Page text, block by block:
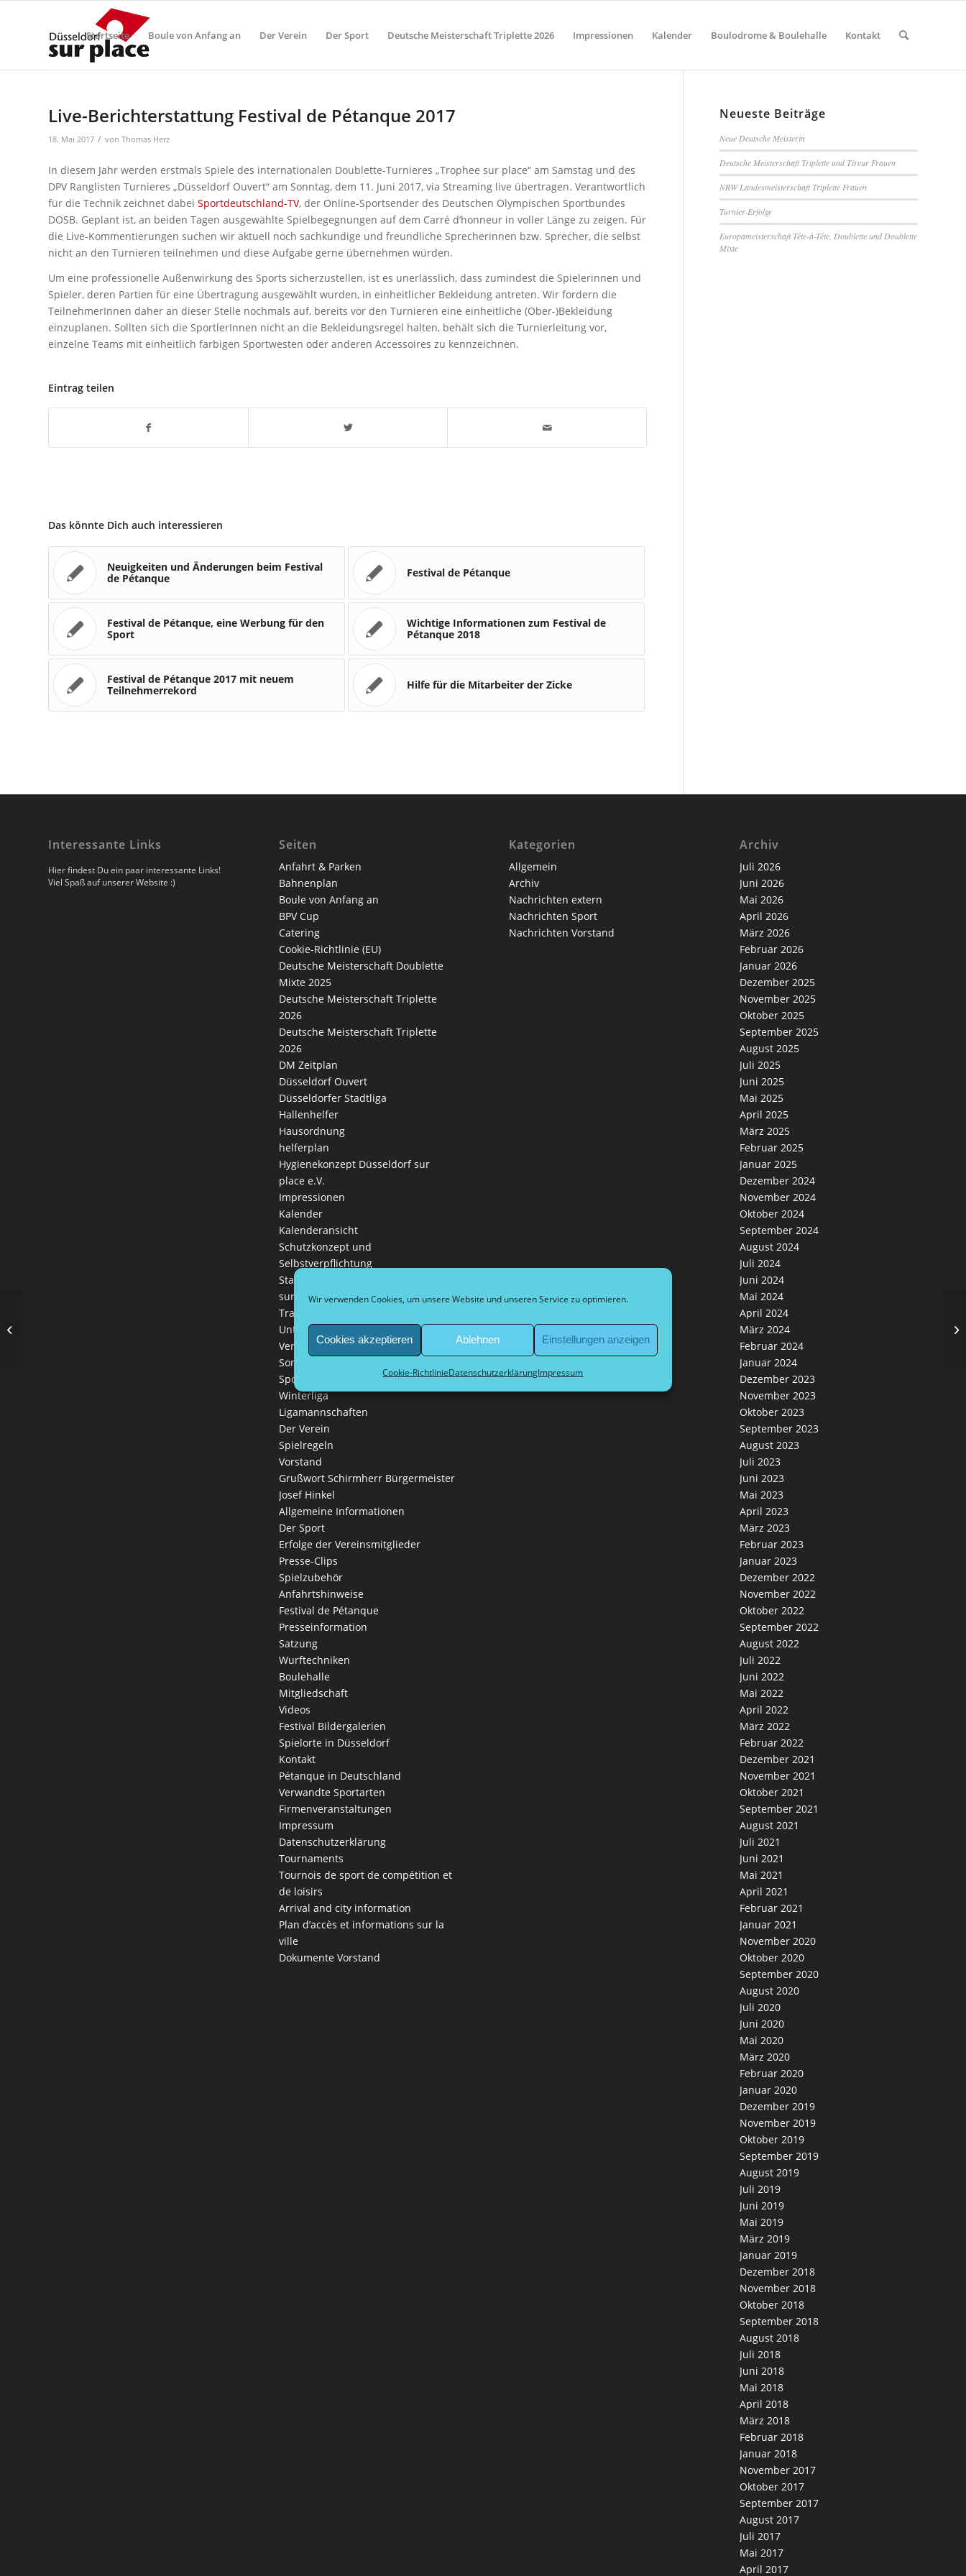
Wir verwenden Cookies, um unsere Website und unseren Service zu optimieren.
Cookies akzeptieren Ablehnen Einstellungen anzeigen
Cookie-RichtlinieDatenschutzerklärungImpressum
Startseite Boule von Anfang an Der Verein Der Sport Deutsche Meisterschaft Triplette 2026 Impressionen Kalender Boulodrome & Boulehalle Kontakt
Live-Berichterstattung Festival de Pétanque 2017
18. Mai 2017 / von Thomas Herz
In diesem Jahr werden erstmals Spiele des internationalen Doublette-Turnieres „Trophee sur place“ am Samstag und des
DPV Ranglisten Turnieres „Düsseldorf Ouvert“ am Sonntag, dem 11. Juni 2017, via Streaming live übertragen. Verantwortlich
für die Technik zeichnet dabei Sportdeutschland-TV, der Online-Sportsender des Deutschen Olympischen Sportbundes
DOSB. Geplant ist, an beiden Tagen ausgewählte Spielbegegnungen auf dem Carré d’honneur in voller Länge zu zeigen. Für
die Live-Kommentierungen suchen wir aktuell noch sachkundige und freundliche Sprecherinnen bzw. Sprecher, die selbst
nicht an den Turnieren teilnehmen und diese Aufgabe gerne übernehmen würden.
Um eine professionelle Außenwirkung des Sports sicherzustellen, ist es unerlässlich, dass zumindest die Spielerinnen und
Spieler, deren Partien für eine Übertragung ausgewählt wurden, in einheitlicher Bekleidung antreten. Wir fordern die
TeilnehmerInnen daher an dieser Stelle nochmals auf, bereits vor den Turnieren eine einheitliche (Ober-)Bekleidung
einzuplanen. Sollten sich die SportlerInnen nicht an die Bekleidungsregel halten, behält sich die Turnierleitung vor,
einzelne Teams mit einheitlich farbigen Sportwesten oder anderen Accessoires zu kennzeichnen.
Eintrag teilen
Das könnte Dich auch interessieren
Neuigkeiten und Änderungen beim Festival
de Pétanque
Festival de Pétanque
Festival de Pétanque, eine Werbung für den
Sport
Wichtige Informationen zum Festival de
Pétanque 2018
Festival de Pétanque 2017 mit neuem
Teilnehmerrekord
Hilfe für die Mitarbeiter der Zicke
Neueste Beiträge
Neue Deutsche Meisterin
Deutsche Meisterschaft Triplette und Tireur Frauen
NRW Landesmeisterschaft Triplette Frauen
Turnier-Erfolge
Europameisterschaft Tête-à-Tête, Doublette und Doublette
Mixte
Interessante Links
Hier findest Du ein paar interessante Links!
Viel Spaß auf unserer Website :)
Seiten
Anfahrt & Parken
Bahnenplan
Boule von Anfang an
BPV Cup
Catering
Cookie-Richtlinie (EU)
Deutsche Meisterschaft Doublette
Mixte 2025
Deutsche Meisterschaft Triplette
2026
Deutsche Meisterschaft Triplette
2026
DM Zeitplan
Düsseldorf Ouvert
Düsseldorfer Stadtliga
Hallenhelfer
Hausordnung
helferplan
Hygienekonzept Düsseldorf sur
place e.V.
Impressionen
Kalender
Kalenderansicht
Schutzkonzept und
Selbstverpflichtung
Startseite
sur place & friends
Training bei Düsseldorf sur place
Unterkünfte
Vereinskleidung
Sommerliga
Sportliches Leitbild
Winterliga
Ligamannschaften
Der Verein
Spielregeln
Vorstand
Grußwort Schirmherr Bürgermeister
Josef Hinkel
Allgemeine Informationen
Der Sport
Erfolge der Vereinsmitglieder
Presse-Clips
Spielzubehör
Anfahrtshinweise
Festival de Pétanque
Presseinformation
Satzung
Wurftechniken
Boulehalle
Mitgliedschaft
Videos
Festival Bildergalerien
Spielorte in Düsseldorf
Kontakt
Pétanque in Deutschland
Verwandte Sportarten
Firmenveranstaltungen
Impressum
Datenschutzerklärung
Tournaments
Tournois de sport de compétition et
de loisirs
Arrival and city information
Plan d’accès et informations sur la
ville
Dokumente Vorstand
Kategorien
Allgemein
Archiv
Nachrichten extern
Nachrichten Sport
Nachrichten Vorstand
Archiv
Juli 2026
Juni 2026
Mai 2026
April 2026
März 2026
Februar 2026
Januar 2026
Dezember 2025
November 2025
Oktober 2025
September 2025
August 2025
Juli 2025
Juni 2025
Mai 2025
April 2025
März 2025
Februar 2025
Januar 2025
Dezember 2024
November 2024
Oktober 2024
September 2024
August 2024
Juli 2024
Juni 2024
Mai 2024
April 2024
März 2024
Februar 2024
Januar 2024
Dezember 2023
November 2023
Oktober 2023
September 2023
August 2023
Juli 2023
Juni 2023
Mai 2023
April 2023
März 2023
Februar 2023
Januar 2023
Dezember 2022
November 2022
Oktober 2022
September 2022
August 2022
Juli 2022
Juni 2022
Mai 2022
April 2022
März 2022
Februar 2022
Dezember 2021
November 2021
Oktober 2021
September 2021
August 2021
Juli 2021
Juni 2021
Mai 2021
April 2021
Februar 2021
Januar 2021
November 2020
Oktober 2020
September 2020
August 2020
Juli 2020
Juni 2020
Mai 2020
März 2020
Februar 2020
Januar 2020
Dezember 2019
November 2019
Oktober 2019
September 2019
August 2019
Juli 2019
Juni 2019
Mai 2019
März 2019
Januar 2019
Dezember 2018
November 2018
Oktober 2018
September 2018
August 2018
Juli 2018
Juni 2018
Mai 2018
April 2018
März 2018
Februar 2018
Januar 2018
November 2017
Oktober 2017
September 2017
August 2017
Juli 2017
Mai 2017
April 2017